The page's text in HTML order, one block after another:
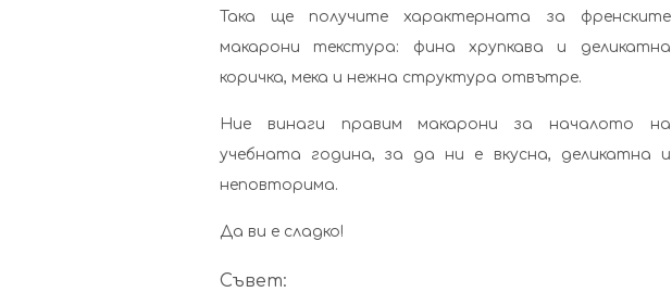
Така ще получите характерната за френските
макарони текстура: фина хрупкава и деликатна
коричка, мека и нежна структура отвътре.
Ние винаги правим макарони за началото на
учебната година, за да ни е вкусна, деликатна и
неповторима.
Да ви е сладко!
Съвет: